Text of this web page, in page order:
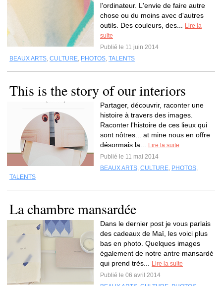
l'ordinateur. L'envie de faire autre
chose ou du moins avec d'autres
outils. Des couleurs, des...
Lire la
suite
Publié le 11 juin 2014
BEAUX ARTS, CULTURE, PHOTOS, TALENTS
This is the story of our interiors
Partager, découvrir, raconter une
histoire à travers des images.
Raconter l'histoire de ces lieux qui
sont nôtres... at mine nous en offre
désormais la...
Lire la suite
Publié le 11 mai 2014
BEAUX ARTS, CULTURE, PHOTOS,
TALENTS
La chambre mansardée
Dans le dernier post je vous parlais
des cadeaux de Maï, les voici plus
bas en photo. Quelques images
également de notre antre mansardé
qui prend très...
Lire la suite
Publié le 06 avril 2014